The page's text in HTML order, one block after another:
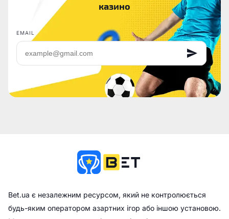
казино
EMAIL
Bet.ua є незалежним ресурсом, який не контролюється
будь-яким оператором азартних ігор або іншою установою.